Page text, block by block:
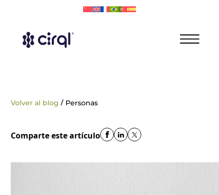
Volver al blog / Personas
Comparte este artículo